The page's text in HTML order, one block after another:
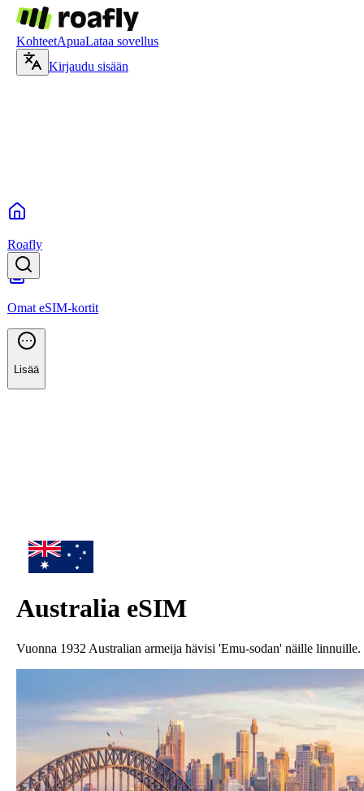
KohteetApuaLataa sovellus
Kirjaudu sisään
Roafly
Omat eSIM-kortit
Lisää
Australia eSIM
Vuonna 1932 Australian armeija hävisi 'Emu-sodan' näille linnuille.